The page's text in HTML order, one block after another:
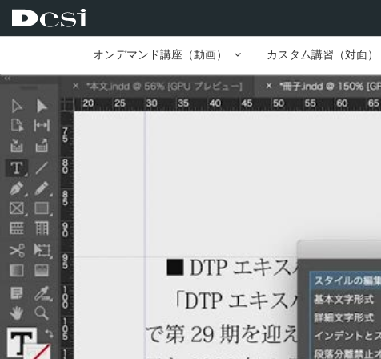
オンデマンド講座（動画） カスタム講習（対面）